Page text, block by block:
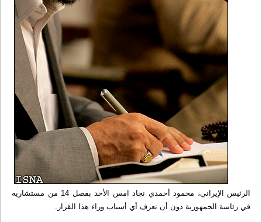
الرئيس الإيراني، محمود أحمدي نجاد امس الأحد بفصل 14 من مستشاريه
في رئاسة الجمهورية دون أن تعرف أي أسباب وراء هذا القرار.